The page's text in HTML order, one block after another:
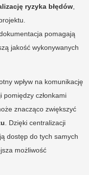
ryzyka błędów,
pomagają
jakość wykonywanych
wpływ na komunikację
pomiędzy członkami
znacząco zwiększyć
. Dzięki centralizacji
dostęp do tych samych
możliwość